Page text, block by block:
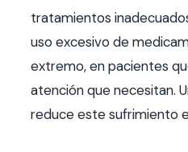
tratamientos
uso excesivo de
extremo, en pacientes
atención que necesitan.
reduce este sufrimiento